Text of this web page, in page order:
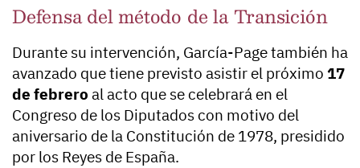
Defensa del método de la Transición
Durante su intervención, García-Page también ha
avanzado que tiene previsto asistir el próximo 17
de febrero al acto que se celebrará en el
Congreso de los Diputados con motivo del
aniversario de la Constitución de 1978, presidido
por los Reyes de España.